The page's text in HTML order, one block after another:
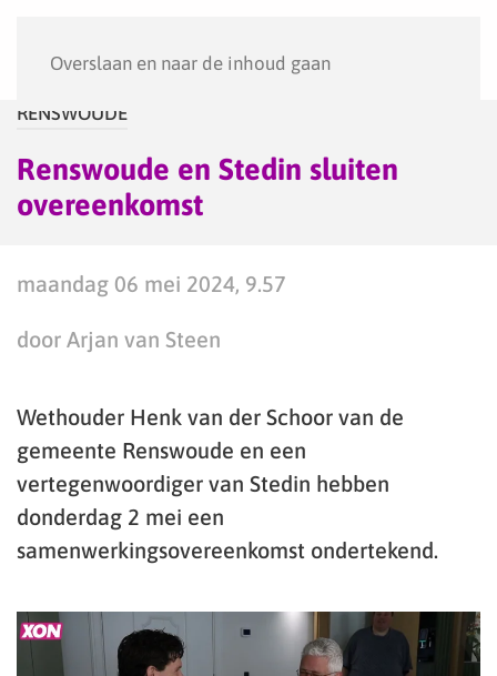
Overslaan en naar de inhoud gaan
RENSWOUDE
Renswoude en Stedin sluiten
overeenkomst
maandag 06 mei 2024, 9.57
door Arjan van Steen
Wethouder Henk van der Schoor van de
gemeente Renswoude en een
vertegenwoordiger van Stedin hebben
donderdag 2 mei een
samenwerkingsovereenkomst ondertekend.